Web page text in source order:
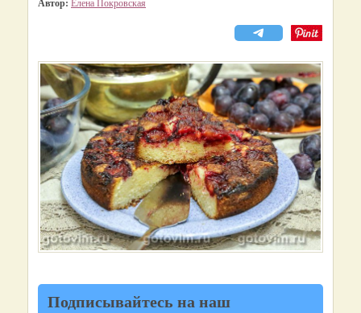
Автор:
Подписывайтесь на наш